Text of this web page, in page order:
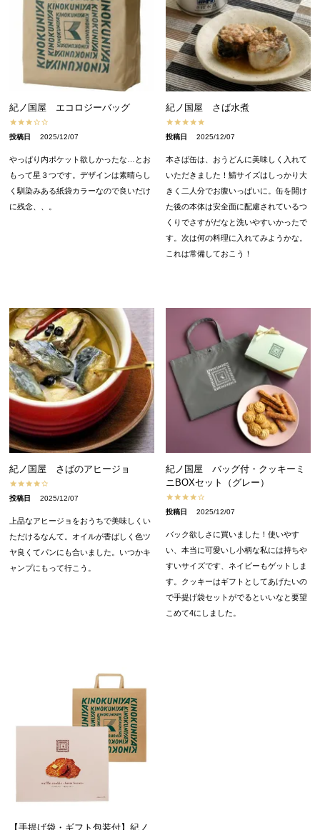
紀ノ国屋 エコロジーバッグ
投稿日 2025/12/07
やっぱり内ポケット欲しかったな…とお
もって星３つです。デザインは素晴らし
く馴染みある紙袋カラーなので良いだけ
に残念、、。
紀ノ国屋 さば水煮
投稿日 2025/12/07
本さば缶は、おうどんに美味しく入れて
いただきました！鯖サイズはしっかり大
きく二人分でお腹いっぱいに。缶を開け
た後の本体は安全面に配慮されているつ
くりでさすがだなと洗いやすいかったで
す。次は何の料理に入れてみようかな。
これは常備しておこう！
紀ノ国屋 さばのアヒージョ
投稿日 2025/12/07
上品なアヒージョをおうちで美味しくい
ただけるなんて。オイルが香ばしく色ツ
ヤ良くてパンにも合いました。いつかキ
ャンプにもって行こう。
紀ノ国屋 バッグ付・クッキーミ
ニBOXセット（グレー）
投稿日 2025/12/07
バック欲しさに買いました！使いやす
い、本当に可愛いし小柄な私には持ちや
すいサイズです、ネイビーもゲットしま
す。クッキーはギフトとしてあげたいの
で手提げ袋セットがでるといいなと要望
こめて4にしました。
【手提げ袋・ギフト包装付】紀ノ